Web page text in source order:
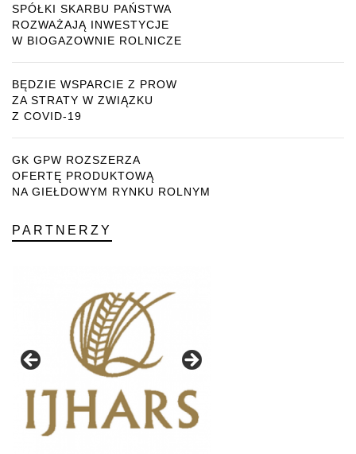
SPÓŁKI SKARBU PAŃSTWA
ROZWAŻAJĄ INWESTYCJE
W BIOGAZOWNIE ROLNICZE
BĘDZIE WSPARCIE Z PROW
ZA STRATY W ZWIĄZKU
Z COVID-19
GK GPW ROZSZERZA
OFERTĘ PRODUKTOWĄ
NA GIEŁDOWYM RYNKU ROLNYM
PARTNERZY